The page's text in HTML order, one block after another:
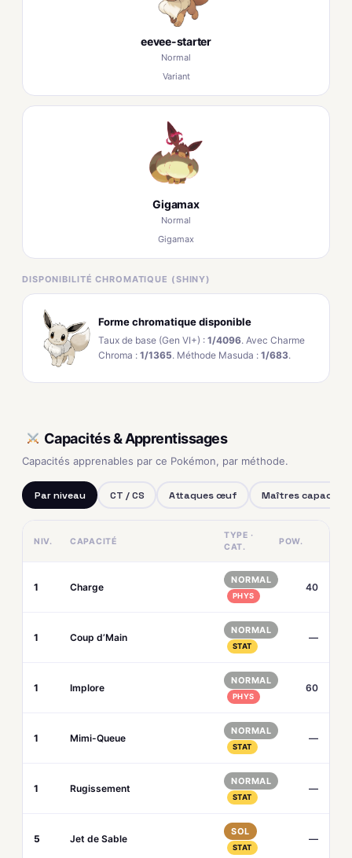
eevee-starter
Normal
Variant
Gigamax
Normal
Gigamax
DISPONIBILITÉ CHROMATIQUE (SHINY)
Forme chromatique disponible
Taux de base (Gen VI+) : 1/4096. Avec Charme
Chroma : 1/1365. Méthode Masuda : 1/683.
Capacités & Apprentissages
Capacités apprenables par ce Pokémon, par méthode.
Par niveau CT / CS Attaques œuf Maîtres capacités
NIV. CAPACITÉ
TYPE ·
CAT.
POW.
1 Charge
NORMAL
PHYS
40
1 Coup d’Main
NORMAL
STAT
—
1 Implore
NORMAL
PHYS
60
1 Mimi-Queue
NORMAL
STAT
—
1 Rugissement
NORMAL
STAT
—
5 Jet de Sable
SOL
STAT
—